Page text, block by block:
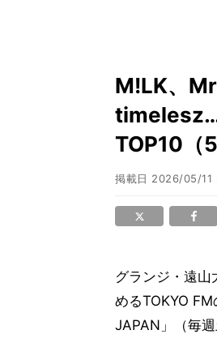
M!LK、
timelesz…
TOP10（
掲載日 2026/05/11
グランジ・遠山
めるTOKYO
JAPAN」（毎